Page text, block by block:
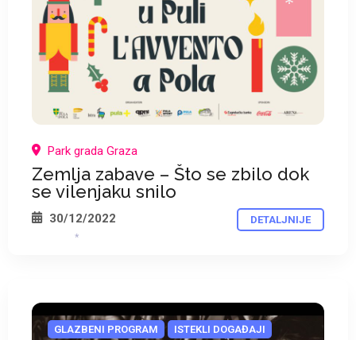
Park grada Graza
Zemlja zabave – Što se zbilo dok
se vilenjaku snilo
30/12/2022 DETALJNIJE
GLAZBENI PROGRAM ISTEKLI DOGAĐAJI
*